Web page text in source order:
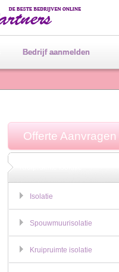
Bedrijf aanmelden
Offerte Aanvragen
Isolatie
Spouwmuurisolatie
Kruipruimte isolatie